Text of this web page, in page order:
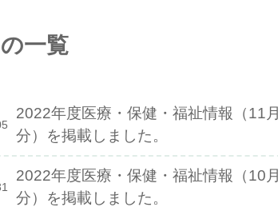
の一覧
2022年度医療・保健・福祉情報（11月
分）を掲載しました。
2022年度医療・保健・福祉情報（10月
分）を掲載しました。